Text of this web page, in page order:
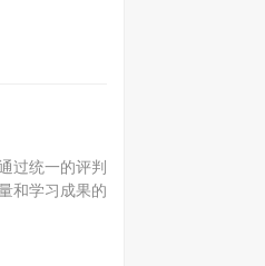
发展具有十分
过统一的评判
和学习成果的
发展具有十分